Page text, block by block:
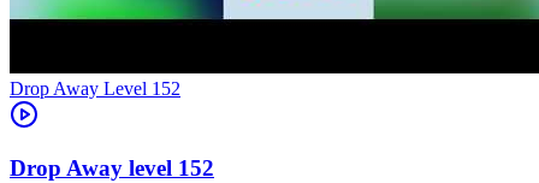
Level 152
152